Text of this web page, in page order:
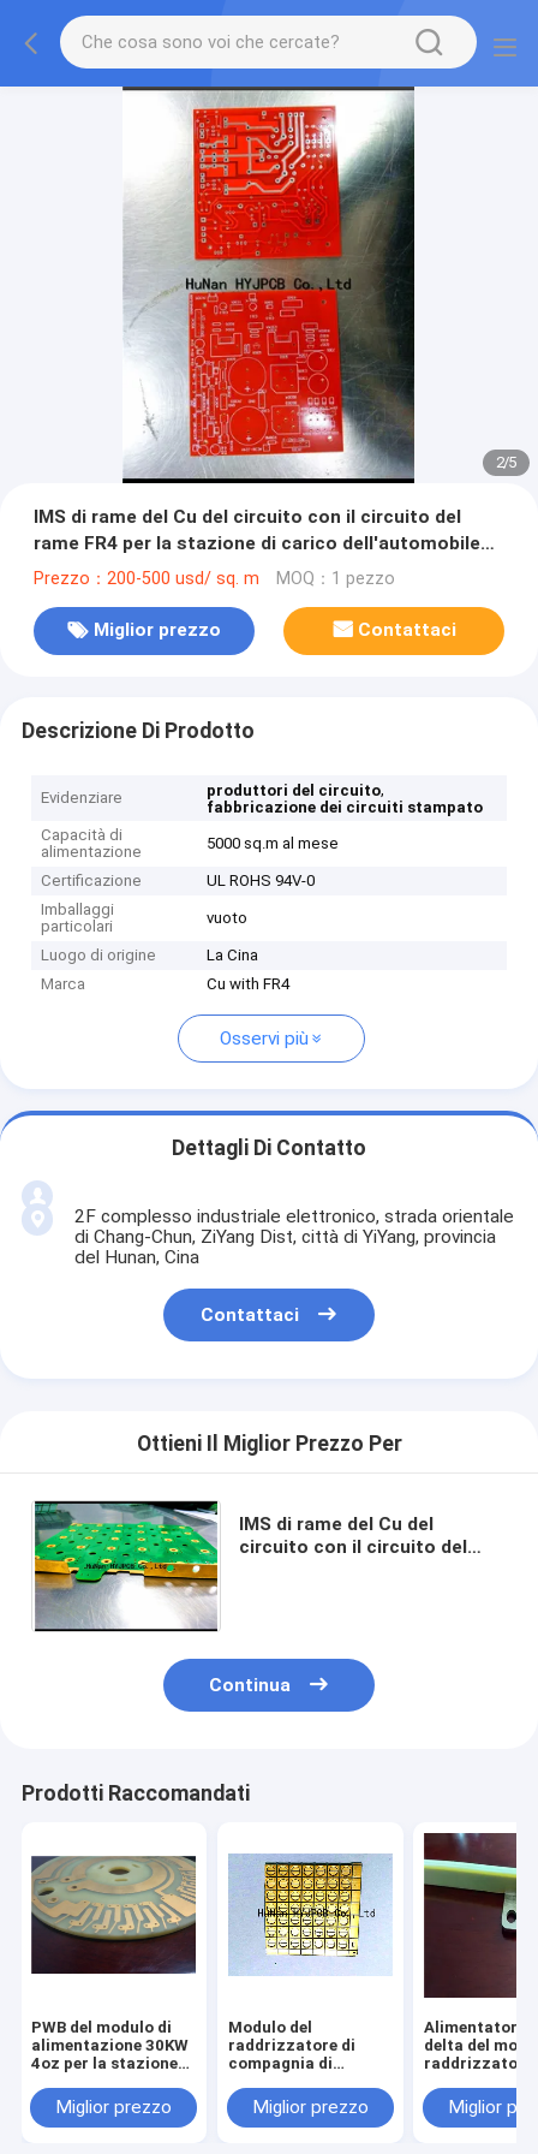
2/5
IMS di rame del Cu del circuito con il circuito del
rame FR4 per la stazione di carico dell'automobile
elettrica
Prezzo：200-500 usd/ sq. m MOQ：1 pezzo
Miglior prezzo Contattaci
Descrizione Di Prodotto
Evidenziare produttori del circuito,
fabbricazione dei circuiti stampato
Capacità di
alimentazione
5000 sq.m al mese
Certificazione
UL ROHS 94V-0
Imballaggi
particolari
vuoto
Luogo di origine
La Cina
Marca
Cu with FR4
Osservi più
Dettagli Di Contatto
2F complesso industriale elettronico, strada orientale
di Chang-Chun, ZiYang Dist, città di YiYang, provincia
del Hunan, Cina
Contattaci
Ottieni Il Miglior Prezzo Per
IMS di rame del Cu del
circuito con il circuito del
Continua
Prodotti Raccomandati
PWB del modulo di
alimentazione 30KW
4oz per la stazione
veicolo elettrico
Miglior prezzo
Modulo del
raddrizzatore di
compagnia di
del modulo APR48-
3G del raddrizzatore
Miglior prezzo
Alimentatore
delta del
raddrizzatore
metallo di
48/30D di
Miglior